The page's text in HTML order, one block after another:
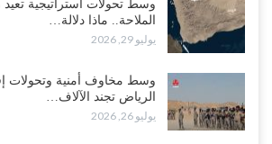
وسط تحولات استراتيجية
الملاحة.. ماذا دلالة…
يوليو 29, 2026
وسط مخاوف أمنية وتحولات
الرياض تجند الآلاف…
يوليو 26, 2026